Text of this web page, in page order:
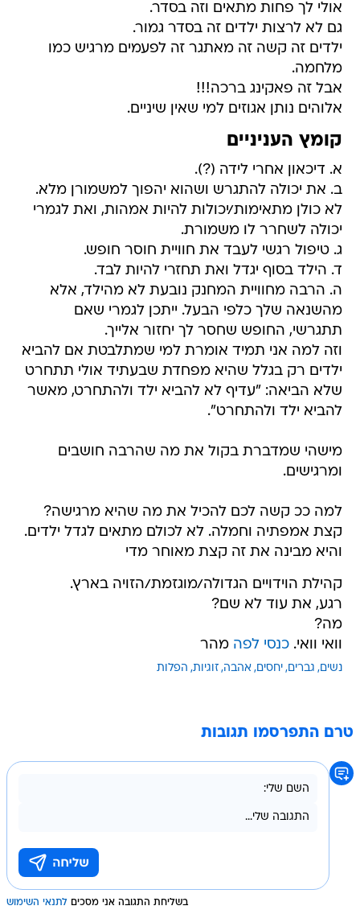
אולי לך פחות מתאים וזה בסדר.
גם לא לרצות ילדים זה בסדר גמור.
ילדים זה קשה זה מאתגר זה לפעמים מרגיש כמו
מלחמה.
אבל זה פאקינג ברכה!!!
אלוהים נותן אגוזים למי שאין שיניים.
קומץ העניניים
א. דיכאון אחרי לידה (?).
ב. את יכולה להתגרש ושהוא יהפוך למשמורן מלא.
לא כולן מתאימות/יכולות להיות אמהות, ואת לגמרי
יכולה לשחרר לו משמורת.
ג. טיפול רגשי לעבד את חוויית חוסר חופש.
ד. הילד בסוף יגדל ואת תחזרי להיות לבד.
ה. הרבה מחוויית המחנק נובעת לא מהילד, אלא
מהשנאה שלך כלפי הבעל. ייתכן לגמרי שאם
תתגרשי, החופש שחסר לך יחזור אלייך.
וזה למה אני תמיד אומרת למי שמתלבטת אם להביא
ילדים רק בגלל שהיא מפחדת שבעתיד אולי תתחרט
שלא הביאה: "עדיף לא להביא ילד ולהתחרט, מאשר
להביא ילד ולהתחרט".
מישהי שמדברת בקול את מה שהרבה חושבים
ומרגישים.
למה ככ קשה לכם להכיל את מה שהיא מרגישה?
קצת אמפתיה וחמלה. לא לכולם מתאים לגדל ילדים.
והיא מבינה את זה קצת מאוחר מדי
קהילת הוידויים הגדולה/מוגזמת/הזויה בארץ.
רגע, את עוד לא שם?
מה?
וואי וואי.כנסי לפה מהר
נשים גברים יחסים אהבה זוגיות הפלות
טרם התפרסמו תגובות
בשליחת התגובה אני מסכים לתנאי השימוש